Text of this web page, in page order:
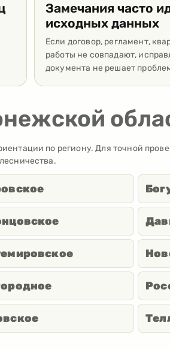
Замечания часто
исходных данных
Если договор, регламент,
работы не совпадают,
документа не решает
по региону. Для точной